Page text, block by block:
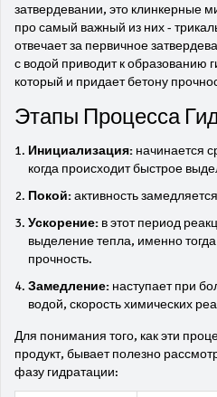
затвердевании, это клинкерные
про самый важный из них -
отвечает за первичное
с водой приводит к образованию
который и придает бетону
Этапы Процесса
Инициализация: начинается
когда происходит быстрое
Покой:активность
Ускорение: в этот период
выделение тепла, именно
прочность.
Замедление: наступает при
водой, скорость химических
Для понимания того, как эти
продукт, бывает полезно
фазу гидратации: